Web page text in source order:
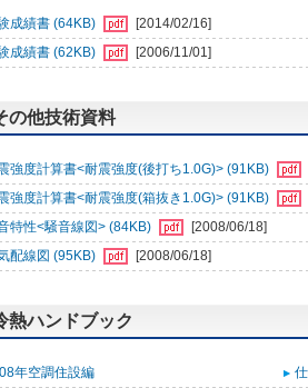
成績書 (64KB)
[2014/02/16]
成績書 (62KB)
[2006/11/01]
の他技術資料
強度計算書<耐震強度(後打ち1.0G)> (91KB)
強度計算書<耐震強度(箱抜き1.0G)> (91KB)
特性<騒音線図> (84KB)
[2008/06/18]
配線図 (95KB)
[2008/06/18]
熱ハンドブック
年空調住設編